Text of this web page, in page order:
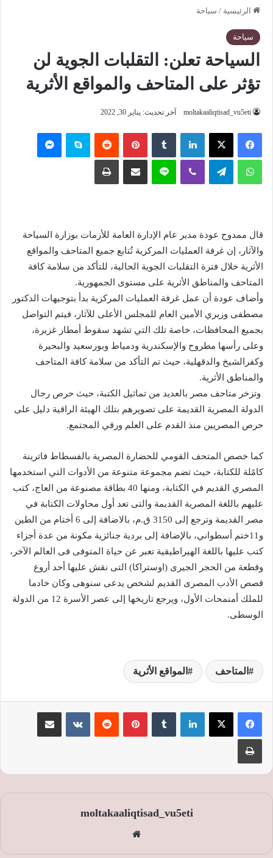
الرئيسية / سياحة
سياحة
السياحة تعلن: التقلبات الجوية لن
تؤثر على المتاحف والمواقع الأثرية
moltakaaliqtisad_vu5eti آخر تحديث: يناير 30, 2022
فيسبوك ‫X لينكدإن بينتيريست سكايب
واتساب تيلقرام لاين
قال ممدوح عودة مدير عام الإدارة العامة للأزمات بوزارة السياحة
والآثار، إن غرفة العمليات المركزية تُتابع جميع المتاحف والمواقع
الأثرية خلال فترة التقلبات الجوية الحالية، للتأكد من سلامة كافة
المتاحف والمناطق الأثرية على مستوى الجمهورية.
وأضاف عودة أن عمل غرفة العمليات المركزية بدأ بتوجيهات الدكتور
مصطفى وزيري الأمين العام للمجلس الأعلى للآثار، فيتم التواصل
بجميع المحافظات، خاصة تلك التي تشهد سقوط أمطار غزيرة،
وعلى رأسها مطروح والإسكندرية ودمياط وبورسعيد والبحيرة
وكفرالشيخ والدقهلية، حيث تم التأكد من سلامة كافة المتاحف
والمناطق الأثرية.
وتزخر متاحف مصر بالعديد من تماثيل الكتبة، حيث حرص رجال
الدولة المصرية القديمة على تصويرهم بتلك الهيئة الراقية دليل على
حرص المصريين منذ القدم على العلم ورقي المجتمع.
كما خصص المتحف القومي للحضارة المصرية بالفسطاط فاترينة
كامًلة للكتابة، حيث تضم مجموعة متنوعة من الأدوات التي استخدمها
المصري القديم في الكتابة، ومنها 40 بطاقة مصنوعة من العاج، كتب
عليهم باللغة المصرية القديمة والتى تعد أول محاولات الكتابة في
مصر القديمة وترجع إلى 3150 ق.م، بالاضافة إلى 6 أختام من الطين
و11ختم أسطواني، بالإضافة إلى بردية جنائزية مكونة من عدة أجزاء
كتب عليها باللغة الهيراطيقية تعبر عن حياة المتوفى فى العالم الآخر،
وقطعة من الحجر الجيرى (اوستراكا) التى نقش عليها أحد أروع
قصص الأدب المصرى القديم لشخص يدعى سنوهى وكان خادما
للملك أمنمحات الأول، ويرجع تاريخها إلى عصر الأسرة 12 من الدولة
الوسطى.
المتاحف المواقع الأثرية
لينكدإن بينتيريست
moltakaaliqtisad_vu5eti